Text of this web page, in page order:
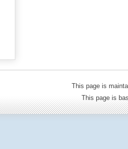
This page is
This page is